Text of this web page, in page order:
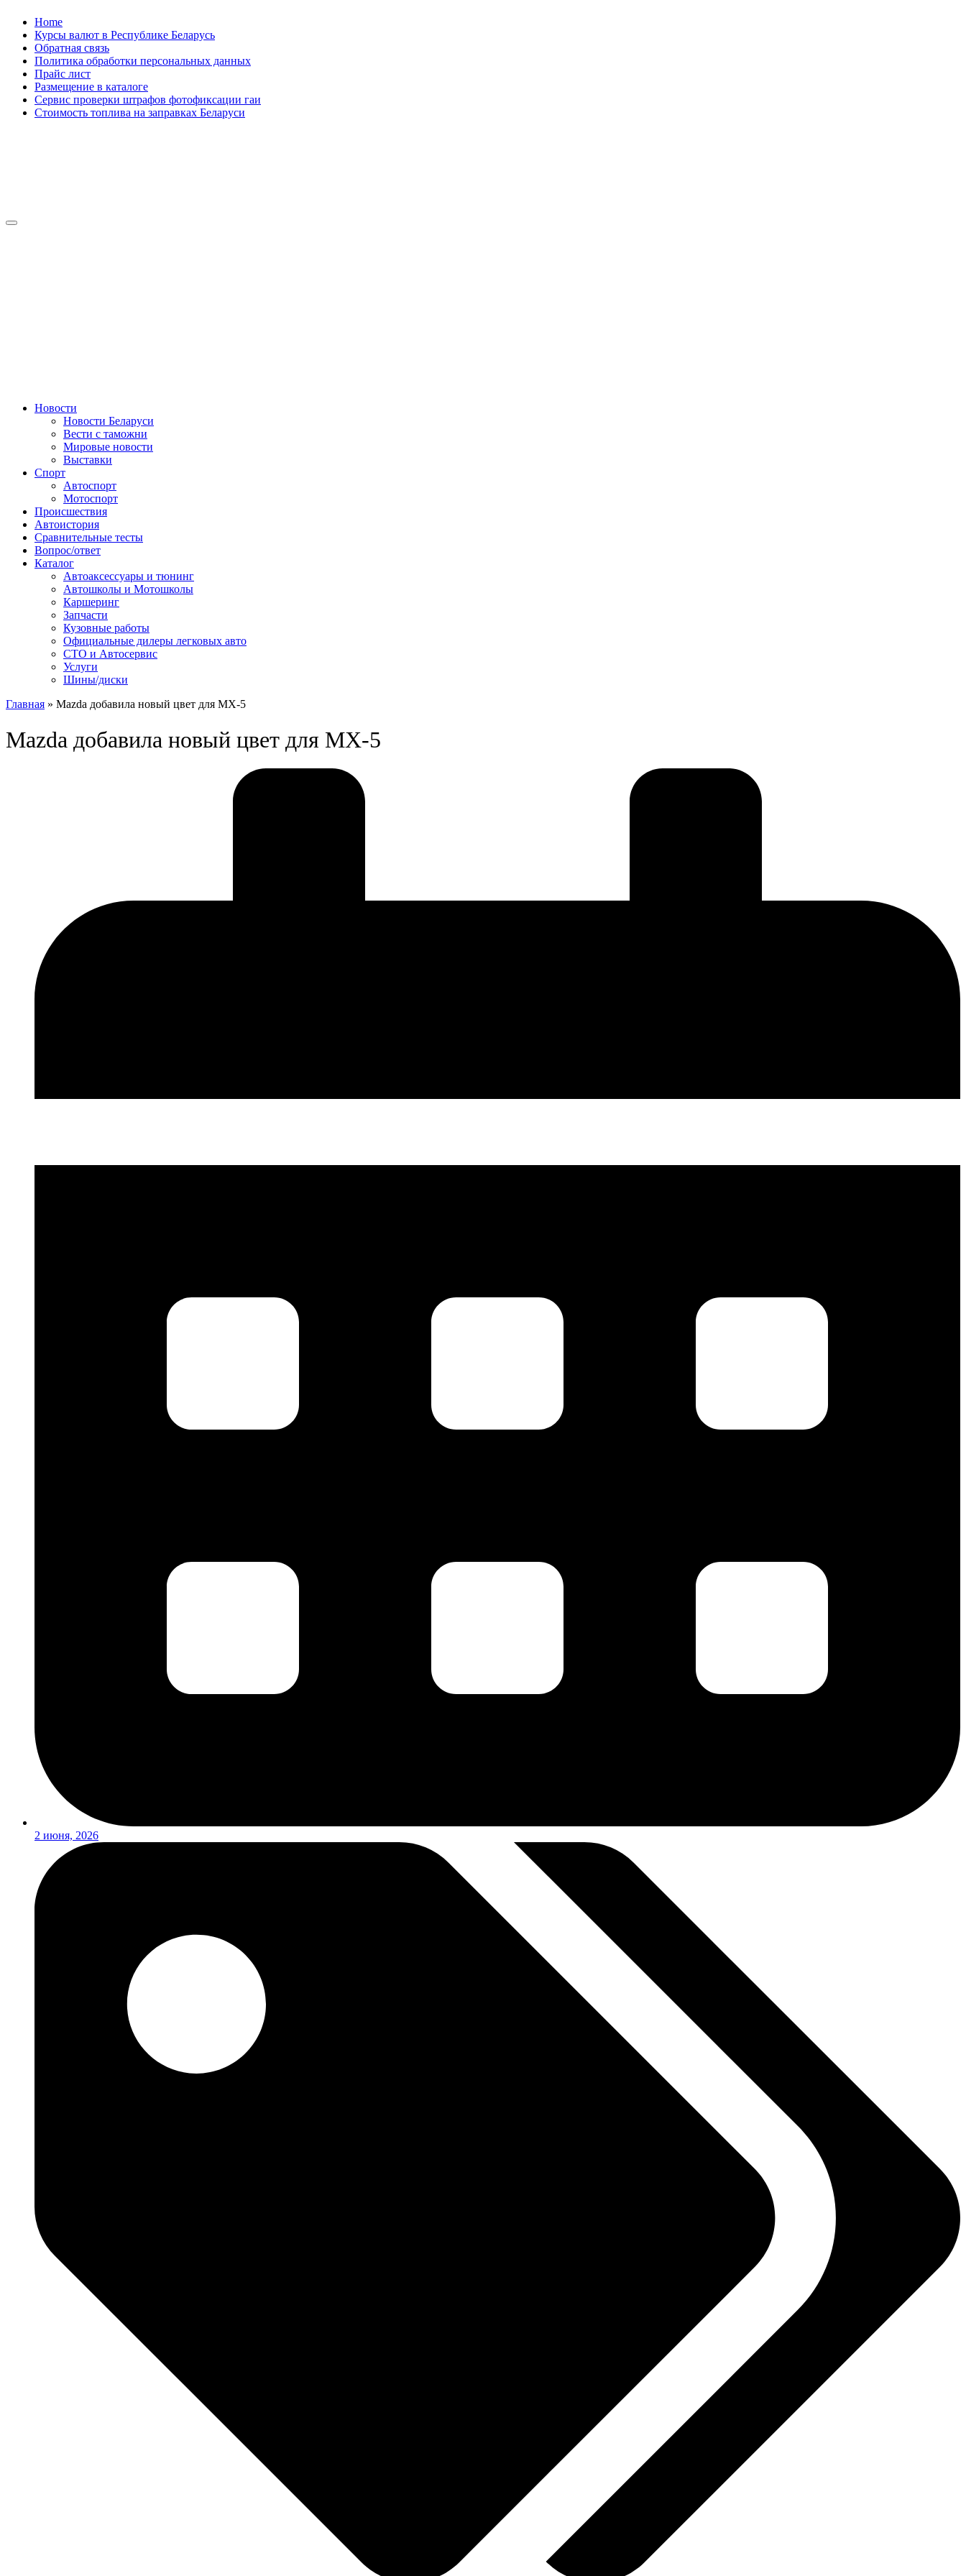
Skip
content
Home
Курсы валют в Республике Беларусь
Обратная связь
Политика обработки персональных данных
Прайс лист
Размещение в каталоге
Сервис проверки штрафов фотофиксации гаи
Стоимость топлива на заправках Беларуси
Сайт про автомобили
Новости
Новости Беларуси
Вести с таможни
Мировые новости
Выставки
Спорт
Автоспорт
Мотоспорт
Происшествия
Автоистория
Сравнительные тесты
Вопрос/ответ
Каталог
Автоакcессуары и тюнинг
Автошколы и Мотошколы
Каршеринг
Запчасти
Кузовные работы
Официальные дилеры легковых авто
СТО и Автосервис
Услуги
Шины/диски
Главная » Mazda добавила новый цвет для MX-5
Mazda добавила новый цвет для MX-5
2 июня, 2026